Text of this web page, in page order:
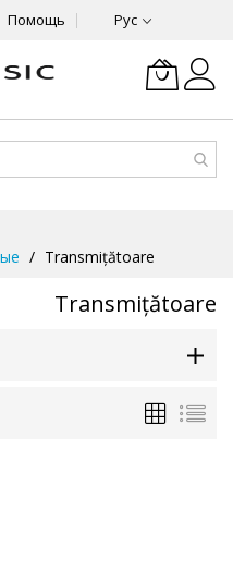
Помощь Рус
Transmițătoare
Transmițătoare
Сетка